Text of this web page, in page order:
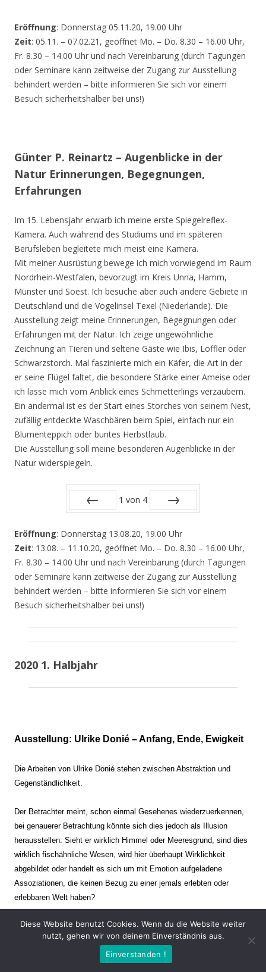
Eröffnung: Donnerstag 05.11.20, 19.00 Uhr
Zeit: 05.11. – 07.02.21, geöffnet Mo. – Do. 8.30 – 16.00 Uhr,
Fr. 8.30 – 14.00 Uhr und nach Vereinbarung (durch Tagungen
oder Seminare kann zeitweise der Zugang zur Ausstellung
behindert werden – bitte informieren Sie sich vor einem
Besuch sicherheitshalber bei uns!)
Günter P. Reinartz – Augenblicke in der
Natur Erinnerungen, Begegnungen,
Erfahrungen
Im 15. Lebensjahr erwarb ich meine erste Spiegelreflex-
Kamera. Auch während des Studiums und im späteren
Berufsleben begleitete mich meist eine Kamera.
Mit meiner Ausrüstung bewege ich mich vorwiegend im Raum
Nordrhein-Westfalen, bevorzugt im Kreis Unna, Hamm,
Münster und Soest. Ich besuche aber auch andere Gebiete in
Deutschland und die Vogelinsel Texel (Niederlande). Die
Ausstellung zeigt meine Erinnerungen, Begegnungen oder
Erfahrungen mit der Natur. Ich zeige ungewöhnliche
Zeichnung an Tieren und seltene Gäste wie Ibis, Löffler oder
Schwarzstorch. Mal faszinierte mich ein Käfer, die Art in der
er seine Flügel faltet, die besondere Stärke einer Ameise oder
ich lasse mich vom Anblick eines Schmetterlings verzaubern.
Ein andermal ist es der Start eines Storches von seinem Nest,
zufällig entdeckte Waschbären beim Spiel, einfach nur ein
Blumenteppich oder buntes Herbstlaub.
Die Ausstellung soll meine besonderen Augenblicke in der
Natur widerspiegeln.
1 von 4
Eröffnung: Donnerstag 13.08.20, 19.00 Uhr
Zeit: 13.08. – 11.10.20, geöffnet Mo. – Do. 8.30 – 16.00 Uhr,
Fr. 8.30 – 14.00 Uhr und nach Vereinbarung (durch Tagungen
oder Seminare kann zeitweise der Zugang zur Ausstellung
behindert werden – bitte informieren Sie sich vor einem
Besuch sicherheitshalber bei uns!)
2020 1. Halbjahr
Ausstellung: Ulrike Donié – Anfang, Ende, Ewigkeit
Die Arbeiten von Ulrike Donié stehen zwischen Abstraktion und
Gegenständlichkeit.
Der Betrachter meint, schon einmal Gesehenes wiederzuerkennen,
bei genauerer Betrachtung könnte sich dies jedoch als Illusion
herausstellen: Sieht er wirklich Himmel oder Meeresgrund, sind dies
wirklich fischähnliche Wesen, wird hier überhaupt Wirklichkeit
abgebildet oder handelt es sich um mit Emotion aufgeladene
Assoziationen, die keinen Bezug zu einer jemals erlebten oder
erlebbaren Welt haben?
Verharren und Dynamik stehen sich dabei gegenüber. Zeit steht still
oder verrinnt im Nu. Es soll dabei eine Spannung, auch farblich, bis
zur Schmerzgrenze erzeugt werden. Die Arbeiten stellen ambivalente
Diese Website benutzt Cookies. Wenn du die Website weiter
nutzt, gehen wir von deinem Einverständnis aus.
Einverstanden !